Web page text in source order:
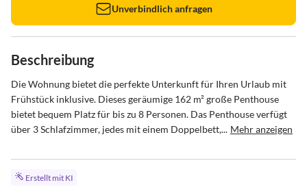
Unverbindlich anfragen
Beschreibung
Die Wohnung bietet die perfekte Unterkunft für Ihren Urlaub mit
Frühstück inklusive. Dieses geräumige 162 m² große Penthouse
bietet bequem Platz für bis zu 8 Personen. Das Penthouse verfügt
über 3 Schlafzimmer, jedes mit einem Doppelbett,... Mehr anzeigen
Erstellt mit KI